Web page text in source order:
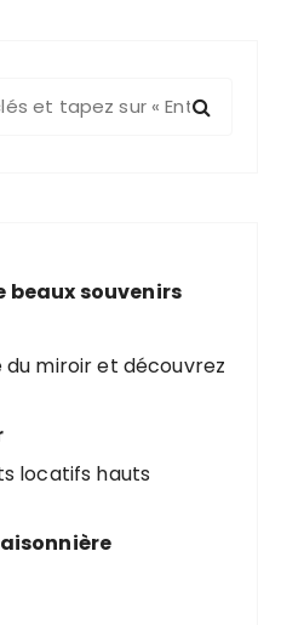
beaux souvenirs
du miroir et découvrez
locatifs hauts